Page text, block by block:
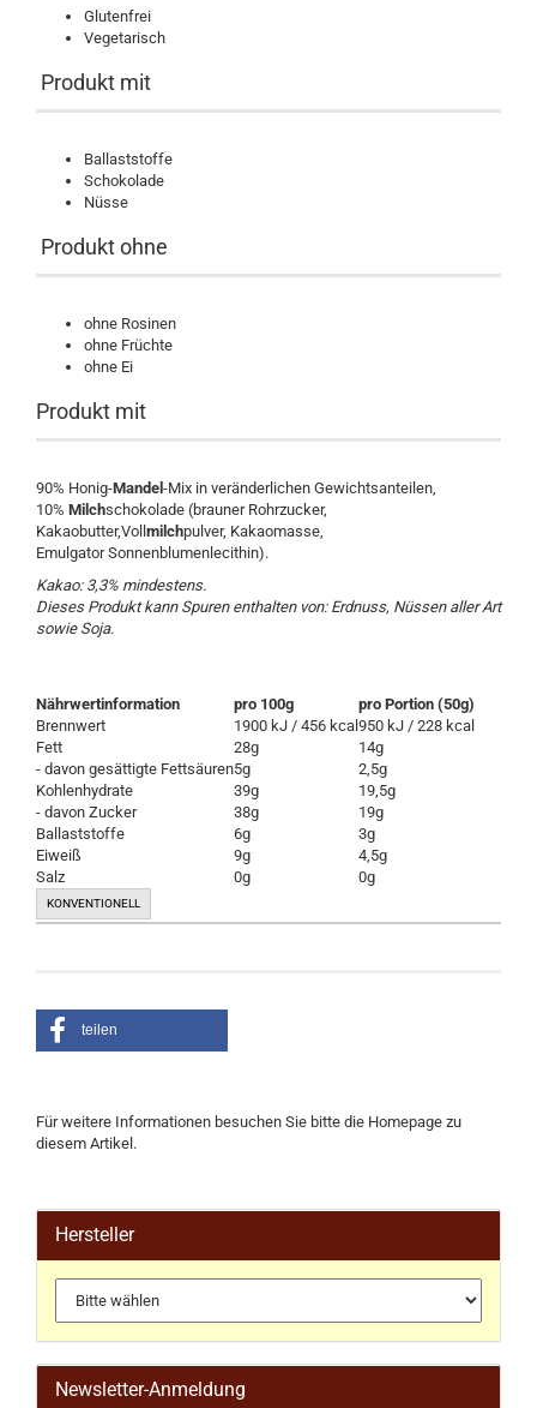
Glutenfrei
Vegetarisch
Produkt mit
Ballaststoffe
Schokolade
Nüsse
Produkt ohne
ohne Rosinen
ohne Früchte
ohne Ei
Produkt mit
90% Honig-Mandel -Mix in veränderlichen Gewichtsanteilen,
10% Milchschokolade (brauner Rohrzucker,
Kakaobutter,Voll milchpulver, Kakaomasse,
Emulgator Sonnenblumenlecithin).
Kakao: 3,3% mindestens.
Dieses Produkt kann Spuren enthalten von: Erdnuss, Nüssen aller Art
sowie Soja.
Nährwertinformation pro 100g
pro Portion (50g)
Brennwert
1900 kJ / 456 kcal 950 kJ / 228 kcal
Fett
28g
14g
- davon gesättigte Fettsäuren5g
2,5g
Kohlenhydrate
39g
19,5g
- davon Zucker
38g
19g
Ballaststoffe
6g
3g
Eiweiß
9g
4,5g
Salz
0g 0g
KONVENTIONELL
teilen
Für weitere Informationen besuchen Sie bitte die Homepage zu
diesem Artikel.
Hersteller
Newsletter-Anmeldung